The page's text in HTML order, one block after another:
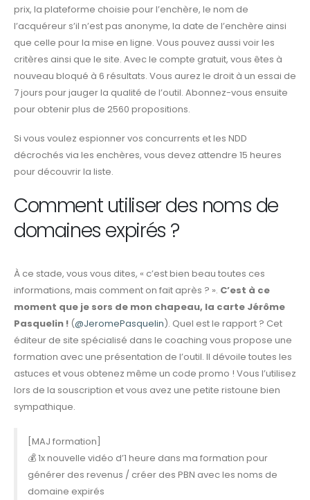
prix, la plateforme choisie pour l’enchère, le nom de
l’acquéreur s’il n’est pas anonyme, la date de l’enchère ainsi
que celle pour la mise en ligne. Vous pouvez aussi voir les
critères ainsi que le site. Avec le compte gratuit, vous êtes à
nouveau bloqué à 6 résultats. Vous aurez le droit à un essai de
7 jours pour jauger la qualité de l’outil. Abonnez-vous ensuite
pour obtenir plus de 2560 propositions.
Si vous voulez espionner vos concurrents et les NDD
décrochés via les enchères, vous devez attendre 15 heures
pour découvrir la liste.
Comment utiliser des noms de
domaines expirés ?
À ce stade, vous vous dites, « c’est bien beau toutes ces
informations, mais comment on fait après ? ». C’est à ce
moment que je sors de mon chapeau, la carte Jérôme
Pasquelin ! (@JeromePasquelin). Quel est le rapport ? Cet
éditeur de site spécialisé dans le coaching vous propose une
formation avec une présentation de l’outil. Il dévoile toutes les
astuces et vous obtenez même un code promo ! Vous l’utilisez
lors de la souscription et vous avez une petite ristoune bien
sympathique.
[MAJ formation]
💰 1x nouvelle vidéo d’1 heure dans ma formation pour
générer des revenus / créer des PBN avec les noms de
domaine expirés